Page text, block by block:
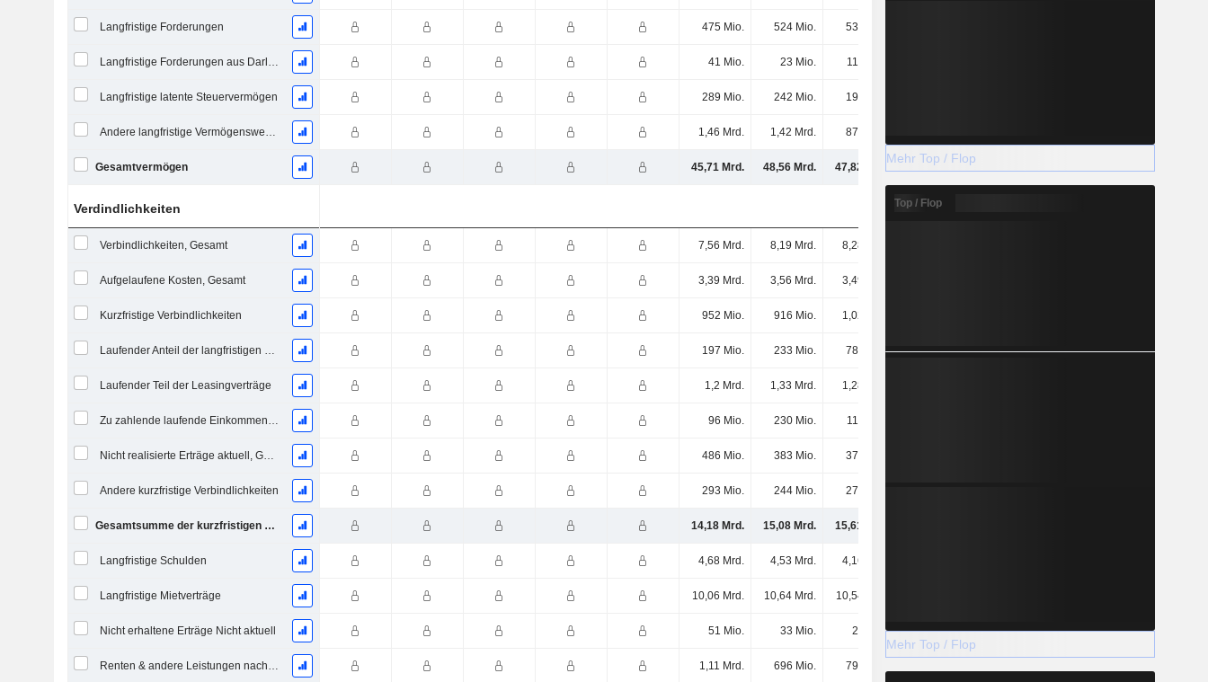
Langfristige Forderungen 475 Mio. 524 Mio. 539 Mio.
Langfristige Forderungen aus Darlehen 41 Mio. 23 Mio. 116 Mio.
Langfristige latente Steuervermögen 289 Mio. 242 Mio. 196 Mio.
Andere langfristige Vermögenswerte, Gesamt 1,46 Mrd. 1,42 Mrd. 875 Mio.
Gesamtvermögen 45,71 Mrd. 48,56 Mrd. 47,82 Mrd. 51,84 Mrd.
Verdindlichkeiten
Verbindlichkeiten, Gesamt 7,56 Mrd. 8,19 Mrd. 8,28 Mrd.
Aufgelaufene Kosten, Gesamt 3,39 Mrd. 3,56 Mrd. 3,49 Mrd.
Kurzfristige Verbindlichkeiten 952 Mio. 916 Mio. 1,02 Mrd.
Laufender Anteil der langfristigen Verschuldung 197 Mio. 233 Mio. 787 Mio. 630 Mio. 926 Mio.
Laufender Teil der Leasingverträge 1,2 Mrd. 1,33 Mrd. 1,28 Mrd.
Zu zahlende laufende Einkommensteuern 96 Mio. 230 Mio. 114 Mio.
Nicht realisierte Erträge aktuell, Gesamt 486 Mio. 383 Mio. 371 Mio.
Andere kurzfristige Verbindlichkeiten 293 Mio. 244 Mio. 274 Mio.
Gesamtsumme der kurzfristigen Verbindlichkeiten 14,18 Mrd. 15,08 Mrd. 15,61 Mrd.
Langfristige Schulden 4,68 Mrd. 4,53 Mrd. 4,16 Mrd.
Langfristige Mietverträge 10,06 Mrd. 10,64 Mrd. 10,54 Mrd.
Nicht erhaltene Erträge Nicht aktuell 51 Mio. 33 Mio. 26 Mio. 57 Mio. 196 Mio.
Renten & andere Leistungen nach dem Ruhestand 1,11 Mrd. 696 Mio. 792 Mio.
Mehr Top / Flop
Top / Flop
Mehr Top / Flop